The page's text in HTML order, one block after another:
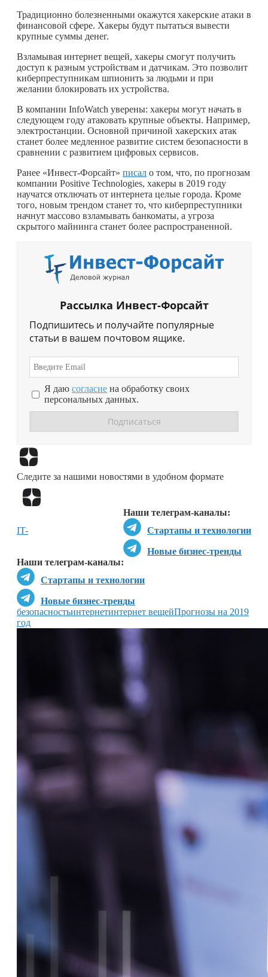
Традиционно болезненными окажутся хакерские атаки в
финансовой сфере. Хакеры будут пытаться вывести
крупные суммы денег.
Взламывая интернет вещей, хакеры смогут получить
доступ к разным устройствам и датчикам. Это позволит
киберпреступникам шпионить за людьми и при
желании блокировать их устройства.
В компании InfoWatch уверены: хакеры могут начать в
следующем году атаковать крупные объекты. Например,
электростанции. Основной причиной хакерских атак
станет более медленное развитие систем безопасности в
сравнении с развитием цифровых сервисов.
Ранее «Инвест-Форсайт» писал о том, что, по прогнозам
компании Positive Technologies, хакеры в 2019 году
научатся отключать от интернета целые города. Кроме
того, новым трендом станет то, что киберпреступники
начнут массово взламывать банкоматы, а угроза
скрытого майнинга станет более распространенной.
Рассылка Инвест-Форсайт
Подпишитесь и получайте популярные
статьи в вашем почтовом ящике.
Я даю согласие на обработку своих
персональных данных.
Следите за нашими новостями в удобном формате
Наши телеграм-каналы:
Стартапы и технологии
Новые бизнес-тренды
Наши телеграм-каналы:
Стартапы и технологии
Новые бизнес-тренды
IT-
безопасностьинтернетинтернет вещейПрогнозы на 2019
год